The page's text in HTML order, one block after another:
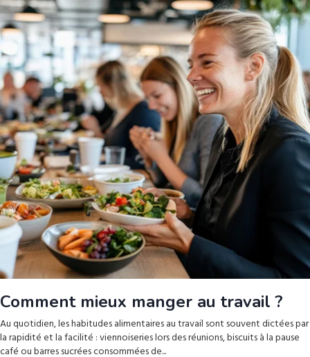
Comment mieux manger au travail ?
Au quotidien, les habitudes alimentaires au travail sont souvent dictées par
la rapidité et la facilité : viennoiseries lors des réunions, biscuits à la pause
café ou barres sucrées consommées de...